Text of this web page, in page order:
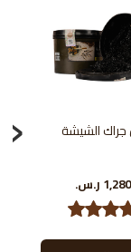
جراك الشيشة
ر.س.‏
‹